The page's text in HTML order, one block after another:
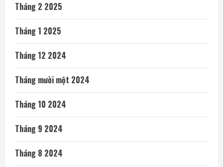
Tháng 2 2025
Tháng 1 2025
Tháng 12 2024
Tháng mười một 2024
Tháng 10 2024
Tháng 9 2024
Tháng 8 2024